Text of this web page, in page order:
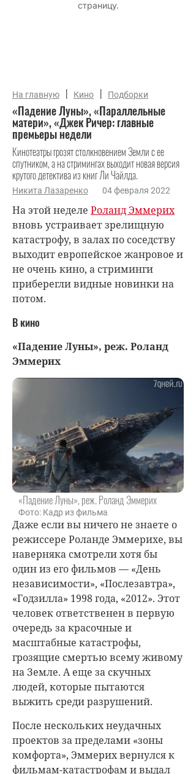
На главную | Кино | Подборки
«Падение Луны», «Параллельные
матери», «Джек Ричер: главные
премьеры недели
Кинотеатры грозят столкновением Земли с ее
спутником, а на стримингах выходит новая версия
крутого детектива из книг Ли Чайлда.
Никита Лазаренко 04 февраля 2022
На этой неделе Роланд Эммерих
вновь устраивает зрелищную
катастрофу, в залах по соседству
выходит европейское жанровое и
не очень кино, а стриминги
приберегли видные новинки на
потом.
В кино
«Падение Луны», реж. Роланд
Эммерих
«Падение Луны», реж. Роланд Эммерих
Фото: Кадр из фильма
Даже если вы ничего не знаете о
режиссере Роланде Эммерихе, вы
наверняка смотрели хотя бы
один из его фильмов — «День
независимости», «Послезавтра»,
«Годзилла» 1998 года, «2012». Этот
человек ответственен в первую
очередь за красочные и
масштабные катастрофы,
грозящие смертью всему живому
на Земле. А еще за скучных
людей, которые пытаются
выжить среди разрушений.
После нескольких неудачных
проектов за пределами «зоны
комфорта», Эммерих вернулся к
фильмам-катастрофам и выдал